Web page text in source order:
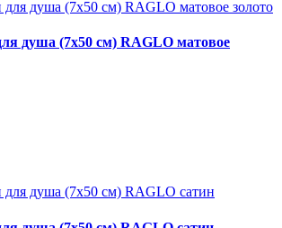
душа (7х50 см) RAGLO матовое